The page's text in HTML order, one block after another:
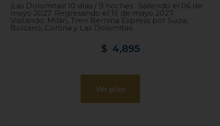
¡Las Dolomitas! 10 días / 9 noches . Saliendo el 06 de
mayo 2027. Regresando el 15 de mayo 2027.
Visitando: Milán, Tren Bernina Express por Suiza,
Bolzano, Cortina y Las Dolomitas.
$ 4,895
Ver plan